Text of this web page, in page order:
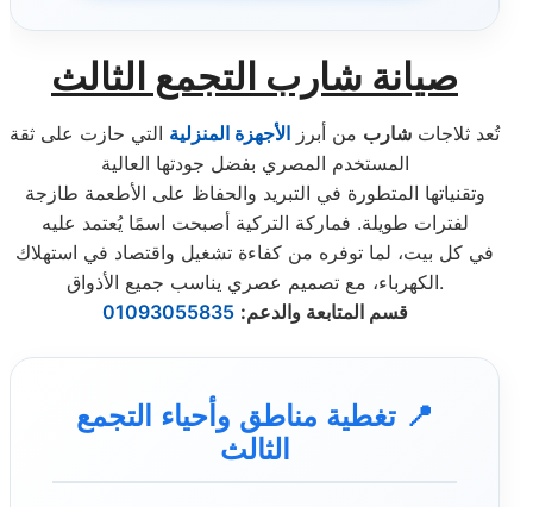
صيانة شارب التجمع الثالث
تُعد ثلاجات شارب من أبرز الأجهزة المنزلية التي حازت على ثقة
المستخدم المصري بفضل جودتها العالية
وتقنياتها المتطورة في التبريد والحفاظ على الأطعمة طازجة
لفترات طويلة. فماركة التركية أصبحت اسمًا يُعتمد عليه
في كل بيت، لما توفره من كفاءة تشغيل واقتصاد في استهلاك
الكهرباء، مع تصميم عصري يناسب جميع الأذواق.
قسم المتابعة والدعم:
01093055835
📍 تغطية مناطق وأحياء التجمع
الثالث